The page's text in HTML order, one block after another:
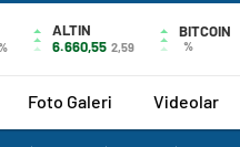
ALTIN
6.660,55 2,59
BITCOIN
%
Foto Galeri Videolar